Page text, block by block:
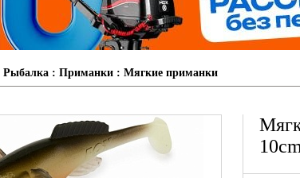
Рыбалка : Приманки : Мягкие приманки
10cm